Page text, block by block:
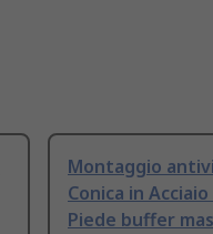
Montaggio
Conica in
Piede buffer